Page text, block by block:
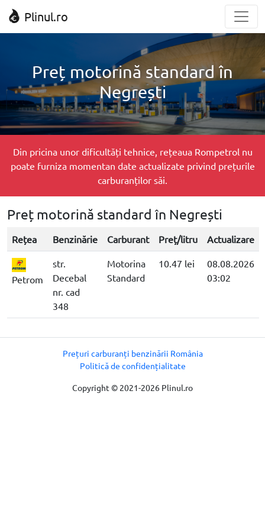
Plinul.ro
Preț motorină standard în
Negrești
Din pricina unor dificultăți tehnice, rețeaua Rompetrol nu
poate furniza momentan date actualizate privind prețurile
carburanților săi.
Preț motorină standard în Negrești
Rețea Benzinărie Carburant Preț/litru Actualizare
Petrom
str.
Decebal
nr. cad
348
Motorina
Standard
10.47 lei
08.08.2026
03:02
Copyright © 2021-2026 Plinul.ro
Prețuri carburanți benzinării România
Politică de confidențialitate